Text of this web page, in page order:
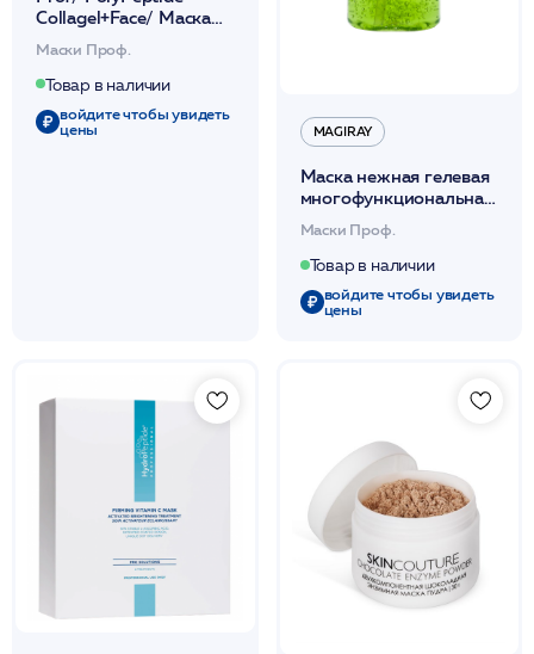
Collagel+Face/ Маска
гидрогел. с
эф.лифтинг.+стимул.неоколлагенез(в
ин.уп)12шт /HP
Маски Проф.
Товар в наличии
войдите чтобы увидеть
цены
MAGIRAY
Маска нежная гелевая
многофункциональная
для всех типов кожи
500мл /Magiray*
Маски Проф.
Товар в наличии
войдите чтобы увидеть
цены